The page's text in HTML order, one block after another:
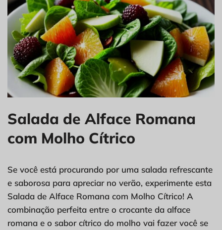
Salada de Alface Romana
com Molho Cítrico
Se você está procurando por uma salada refrescante
e saborosa para apreciar no verão, experimente esta
Salada de Alface Romana com Molho Cítrico! A
combinação perfeita entre o crocante da alface
romana e o sabor cítrico do molho vai fazer você se